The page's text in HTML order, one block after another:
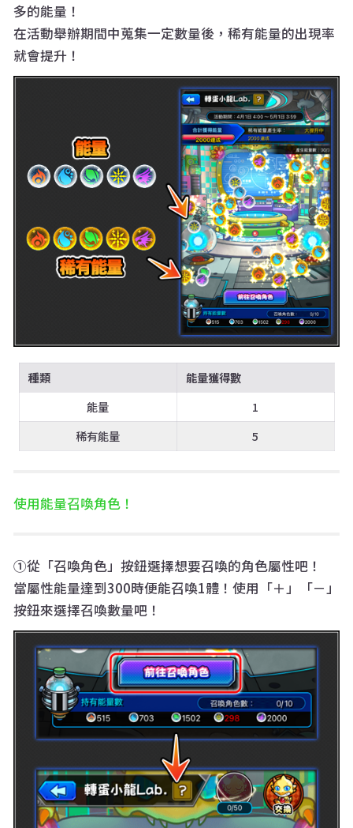
多的能量！
在活動舉辦期間中蒐集一定數量後，稀有能量的出現率
就會提升！
種類
能量獲得數
能量
1
稀有能量
5
使用能量召喚角色！
①從「召喚角色」按鈕選擇想要召喚的角色屬性吧！
當屬性能量達到300時便能召喚1體！使用「＋」「－」
按鈕來選擇召喚數量吧！